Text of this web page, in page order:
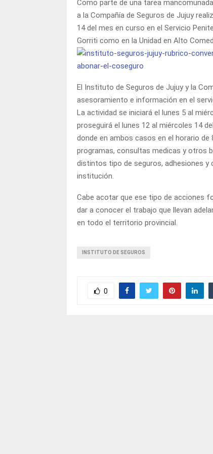
Como parte de una tarea
a la Compañía de Seguros de Jujuy
14 del mes en curso en el Servicio
Gorriti como en la Unidad en Alto
El Instituto de Seguros de Jujuy y la
asesoramiento e información en el
La actividad se iniciará el lunes 5 al
proseguirá el lunes 12 al miércoles 14
donde en ambos casos en el horario
programas, consultas medicas y otros
distintos tipo de seguros, adhesiones y
institución.
Cabe acotar que ese tipo de acciones
dar a conocer el trabajo que llevan
en todo el territorio provincial.
INSTITUTO DE SEGUROS
0